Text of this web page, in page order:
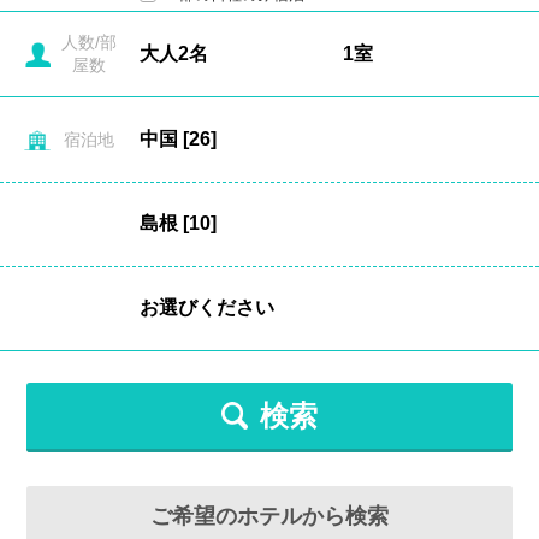
人数/部
屋数
宿泊地
検索
ご希望のホテルから検索